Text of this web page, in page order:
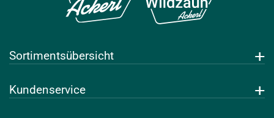
Sortimentsübersicht
Leihwaren
Kundenservice